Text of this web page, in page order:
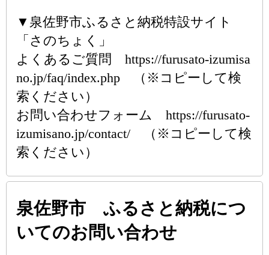
▼泉佐野市ふるさと納税特設サイト
「さのちょく」
よくあるご質問 https://furusato-izumisa
no.jp/faq/index.php （※コピーして検
索ください）
お問い合わせフォーム https://furusato-
izumisano.jp/contact/ （※コピーして検
索ください）
泉佐野市 ふるさと納税につ
いてのお問い合わせ